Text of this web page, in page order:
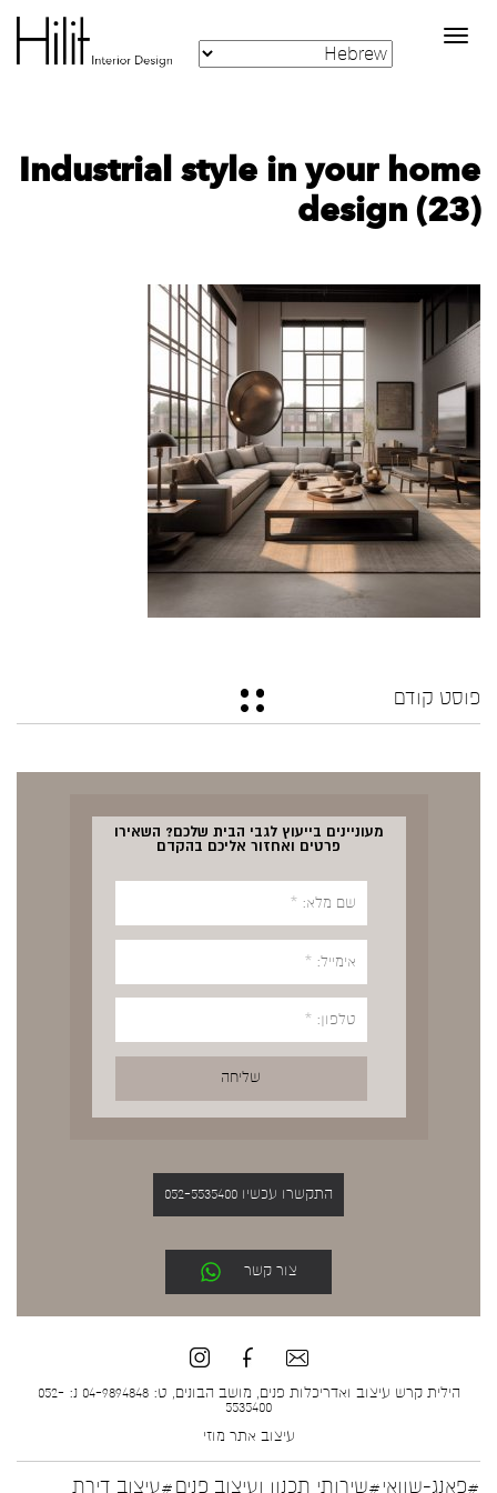
Toggle
navigation
Industrial style in your home
design (23)
פוסט קודם
מעוניינים בייעוץ לגבי הבית שלכם? השאירו
פרטים ואחזור אליכם בהקדם
התקשרו עכשיו 052-5535400
צור קשר
הילית קרש עיצוב ואדריכלות פנים, מושב הבונים, ט: 04-9894848 נ: 052-
5535400
עיצוב אתר מוזי
#פאנג-שוואי#שירותי תכנון ועיצוב פנים#עיצוב דירת